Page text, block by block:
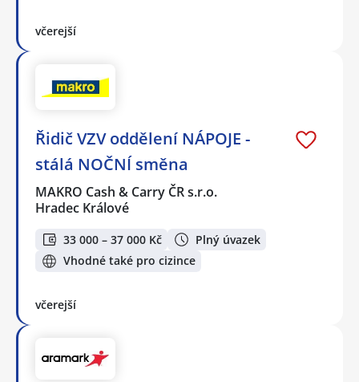
včerejší
Řidič VZV oddělení NÁPOJE -
stálá NOČNÍ směna
MAKRO Cash & Carry ČR s.r.o.
Hradec Králové
33 000 – 37 000 Kč
Plný úvazek
Vhodné také pro cizince
včerejší